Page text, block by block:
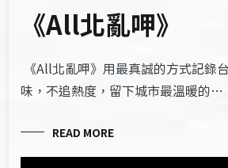
《All北亂呷》
《All北亂呷》用最真誠的方式記錄
味，不追熱度，留下城市最溫暖的…
READ MORE